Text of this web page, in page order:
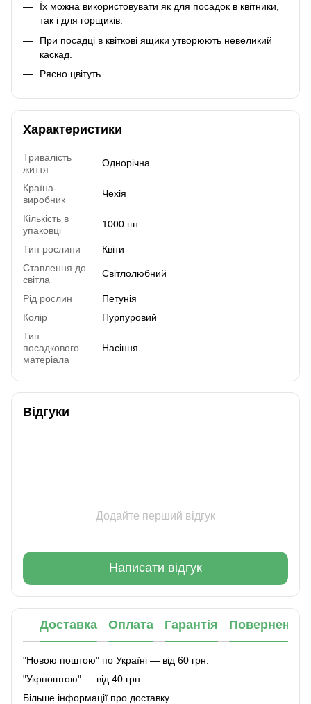
Їх можна використовувати як для посадок в квітники,
так і для горщиків.
При посадці в квіткові ящики утворюють невеликий
каскад.
Рясно цвітуть.
Характеристики
Тривалість
життя
Однорічна
Країна-
виробник
Чехія
Кількість в
упаковці
1000 шт
Тип рослини
Квіти
Ставлення до
світла
Світлолюбний
Рід рослин
Петунія
Колір
Пурпуровий
Тип
посадкового
матеріала
Насіння
Відгуки
Додайте перший відгук
Написати відгук
Доставка Оплата Гарантія Повернення
"Новою поштою" по Україні — від 60 грн.
"Укрпоштою" — від 40 грн.
Більше інформації про доставку